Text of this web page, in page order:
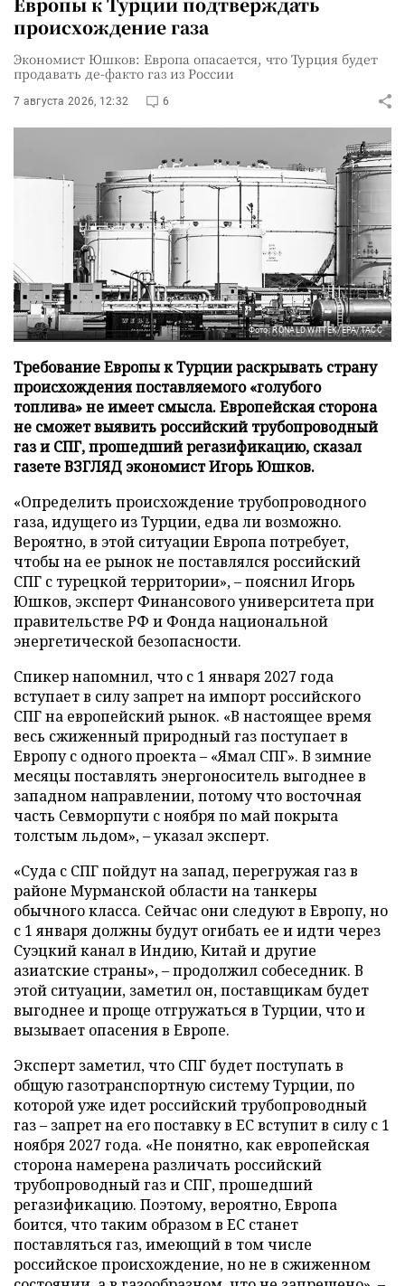
происхождение газа
Экономист Юшков: Европа опасается, что Турция будет
продавать де-факто газ из России
7 августа 2026, 12:32 6
Фото: RONALD WITTEK/EPA/ТАСС
Требование Европы к Турции раскрывать страну
происхождения поставляемого «голубого
топлива» не имеет смысла. Европейская сторона
не сможет выявить российский трубопроводный
газ и СПГ, прошедший регазификацию, сказал
газете ВЗГЛЯД экономист Игорь Юшков.
«Определить происхождение трубопроводного
газа, идущего из Турции, едва ли возможно.
Вероятно, в этой ситуации Европа потребует,
чтобы на ее рынок не поставлялся российский
СПГ с турецкой территории», – пояснил Игорь
Юшков, эксперт Финансового университета при
правительстве РФ и Фонда национальной
энергетической безопасности.
Спикер напомнил, что с 1 января 2027 года
вступает в силу запрет на импорт российского
СПГ на европейский рынок. «В настоящее время
весь сжиженный природный газ поступает в
Европу с одного проекта – «Ямал СПГ». В зимние
месяцы поставлять энергоноситель выгоднее в
западном направлении, потому что восточная
часть Севморпути с ноября по май покрыта
толстым льдом», – указал эксперт.
«Суда с СПГ пойдут на запад, перегружая газ в
районе Мурманской области на танкеры
обычного класса. Сейчас они следуют в Европу, но
с 1 января должны будут огибать ее и идти через
Суэцкий канал в Индию, Китай и другие
азиатские страны», – продолжил собеседник. В
этой ситуации, заметил он, поставщикам будет
выгоднее и проще отгружаться в Турции, что и
вызывает опасения в Европе.
Эксперт заметил, что СПГ будет поступать в
общую газотранспортную систему Турции, по
которой уже идет российский трубопроводный
газ – запрет на его поставку в ЕС вступит в силу с 1
ноября 2027 года. «Не понятно, как европейская
сторона намерена различать российский
трубопроводный газ и СПГ, прошедший
регазификацию. Поэтому, вероятно, Европа
боится, что таким образом в ЕС станет
поставляться газ, имеющий в том числе
российское происхождение, но не в сжиженном